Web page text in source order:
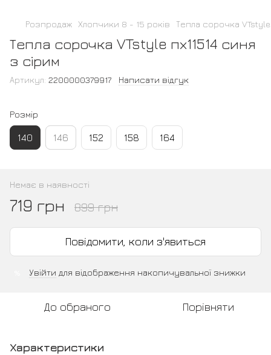
Розпродаж Хлопчики 8 - 15 років Тепла сорочка
Тепла сорочка VTstyle пх11514 синя
з сірим
Артикул: 2200000379917 Написати відгук
Розмір
140 146 152 158 164
Немає в наявності
719 грн 899 грн
Повідомити, коли з'явиться
Увійти для відображення накопичувальної знижки
До обраного Порівняти
Характеристики